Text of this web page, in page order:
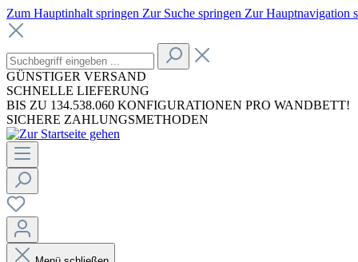
Zum Hauptinhalt springen Zur Suche springen Zur Hauptnavigation
GÜNSTIGER VERSAND
SCHNELLE LIEFERUNG
BIS ZU 134.538.060 KONFIGURATIONEN PRO WANDBETT!
SICHERE ZAHLUNGSMETHODEN